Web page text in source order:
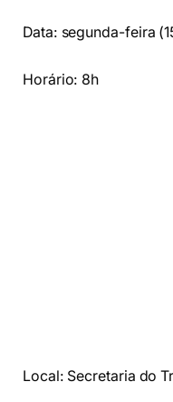
Data: segunda-feira
Horário: 8h
Local: Secretaria do